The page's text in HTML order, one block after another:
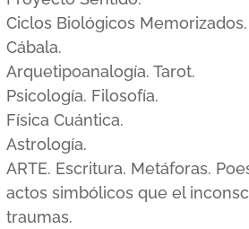
Ciclos Biológicos Memorizados.
Cábala.
Arquetipoanalogía. Tarot.
Psicología. Filosofía.
Física Cuántica.
Astrología.
ARTE. Escritura. Metáforas.
actos simbólicos que el
traumas.